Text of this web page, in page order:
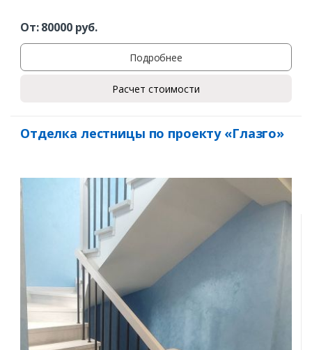
От:80000руб.
Подробнее
Расчет стоимости
Отделка лестницы по проекту «Глазго»